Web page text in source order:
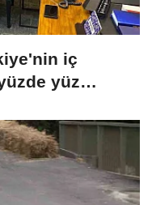
iç
yüz